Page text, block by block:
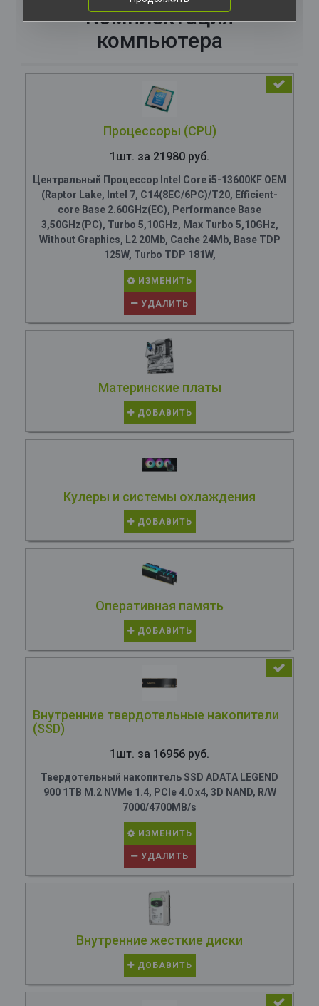
Комплектация
компьютера
Процессоры (CPU)
1шт. за 21980 руб.
Центральный Процессор Intel Core i5-13600KF OEM
(Raptor Lake, Intel 7, C14(8EC/6PC)/T20, Efficient-
core Base 2.60GHz(EC), Performance Base
3,50GHz(PC), Turbo 5,10GHz, Max Turbo 5,10GHz,
Without Graphics, L2 20Mb, Cache 24Mb, Base TDP
125W, Turbo TDP 181W,
ИЗМЕНИТЬ
УДАЛИТЬ
Материнские платы
ДОБАВИТЬ
Кулеры и системы охлаждения
ДОБАВИТЬ
Оперативная память
ДОБАВИТЬ
Внутренние твердотельные накопители
(SSD)
1шт. за 16956 руб.
Твердотельный накопитель SSD ADATA LEGEND
900 1TB M.2 NVMe 1.4, PCIe 4.0 x4, 3D NAND, R/W
7000/4700MB/s
ИЗМЕНИТЬ
УДАЛИТЬ
Внутренние жесткие диски
ДОБАВИТЬ